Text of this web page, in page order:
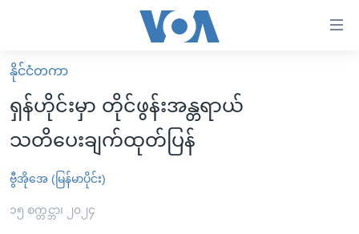
လွယ်ကူ
စေ
များ
ပင်မ
မူလစာမျက်နှာ
မြန်မာ
ကမ္ဘာ့သတင်းများ
နိုင်ငံတကာ
ဗွီဒီယို
နိုင်ငံတကာ
ရှန်ဟိုင်းမှာ တိုင်ဖွန်းအန္တရာယ်
သတိပေးချက်ထုတ်ပြန်
ဗွီအိုအေ (မြန်မာပိုင်း)
၁၅ စက္တင္ဘာ၊ ၂၀၂၄